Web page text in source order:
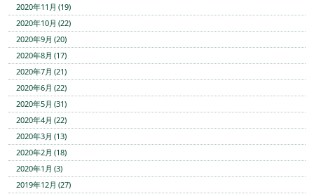
2020年11月 (19)
2020年10月 (22)
2020年9月 (20)
2020年8月 (17)
2020年7月 (21)
2020年6月 (22)
2020年5月 (31)
2020年4月 (22)
2020年3月 (13)
2020年2月 (18)
2020年1月 (3)
2019年12月 (27)